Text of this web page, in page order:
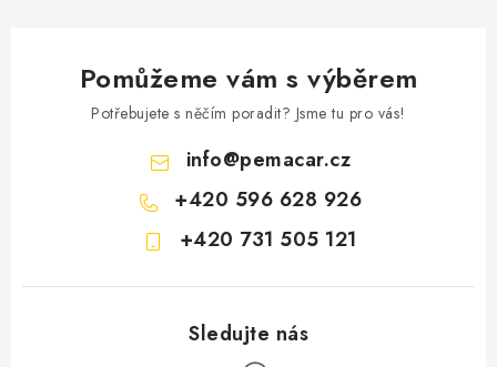
Pomůžeme vám s výběrem
Potřebujete s něčím poradit? Jsme tu pro vás!
info@pemacar.cz
+420 596 628 926
+420 731 505 121